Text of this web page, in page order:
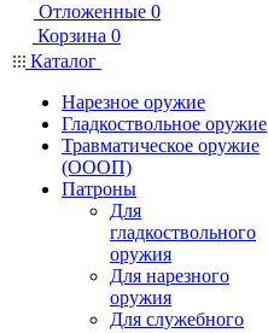
Отложенные 0
Корзина 0
Каталог
Нарезное оружие
Гладкоствольное оружие
Травматическое оружие
(ОООП)
Патроны
Для
гладкоствольного
оружия
Для нарезного
оружия
Для служебного